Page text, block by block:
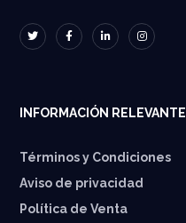
INFORMACIÓN RELEVANTE
Términos y Condiciones
Aviso de privacidad
Política de Venta